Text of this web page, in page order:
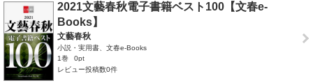
2021文藝春秋電子書籍ベスト100【文春e-
Books】
文藝春秋
小説・実用書、文春e-Books
1巻
0pt
レビュー投稿数0件